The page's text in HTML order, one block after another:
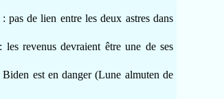
pas de lien entre les deux astres dans
revenus devraient être une de ses
est en danger (Lune almuten de